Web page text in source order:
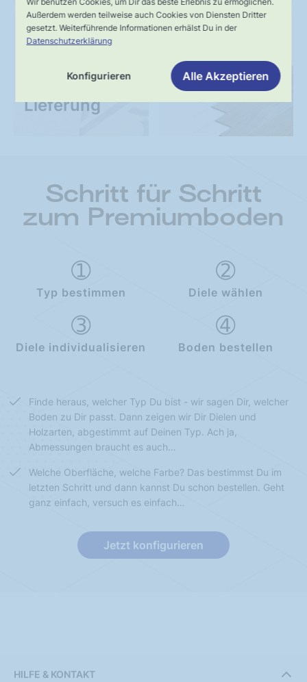
Außerdem werden teilweise auch Cookies von Diensten Dritter
gesetzt. Weiterführende Informationen erhälst Du in der
Datenschutzerklärung
Konfigurieren Alle Akzeptieren
verlässliche
Lieferung
UNSER VERSPRECHEN
Kompetente
Fachberatung
SERVICE
Schritt für Schritt
zum Premiumboden
Typ bestimmen Diele wählen
Diele individualisieren Boden bestellen
Finde heraus, welcher Typ Du bist - wir sagen Dir, welcher
Boden zu Dir passt. Dann zeigen wir Dir Dielen und
Holzarten, abgestimmt auf Deinen Typ. Ach ja,
Abmessungen braucht es auch…
Welche Oberfläche, welche Farbe? Das bestimmst Du im
letzten Schritt und dann kannst Du schon bestellen. Geht
ganz einfach, versuch es einfach…
Jetzt konfigurieren
HILFE & KONTAKT